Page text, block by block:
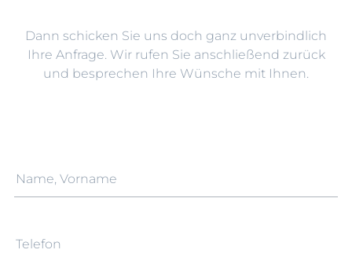
Dann schicken Sie uns doch ganz unverbindlich
Ihre Anfrage. Wir rufen Sie anschließend zurück
und besprechen Ihre Wünsche mit Ihnen.